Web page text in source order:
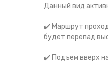
Данный вид
✔️ Маршрут
будет перепад
✔️ Подъем вверх